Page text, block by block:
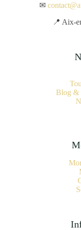
✉
📍 Aix-
Blog &